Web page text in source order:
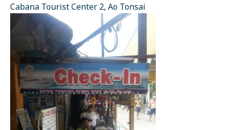
Cabana Tourist Center 2, Ao Tonsai